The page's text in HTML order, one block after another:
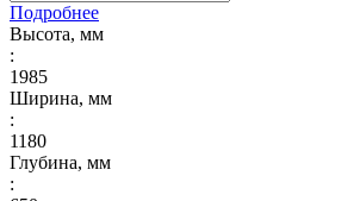
Подробнее
Высота, мм
:
1985
Ширина, мм
:
1180
Глубина, мм
: